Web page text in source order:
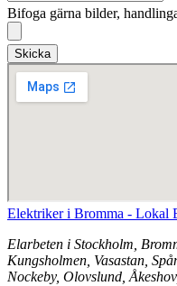
Bifoga gärna bilder,
Skicka
Elektriker i Bromma - Lokal
Elarbeten i Stockholm,
Kungsholmen, Vasastan,
Nockeby, Olovslund,